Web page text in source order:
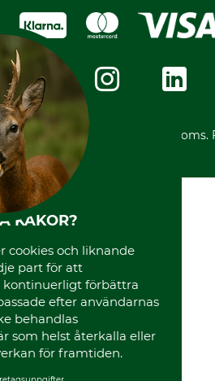
Dataskydd
Integritetspolicy
Ångerrätt
Ångerrätt för din beställning
Reklamationer
Frakter
Swish
Om oss
GRUBE-Gruppen
Företagsuppgifter
Karriär
Vår personal
Varumärken
Mässor
Instagram TOS
Media
Code of Conduct
*Alla priser inklusive
KAKOR?
cookies och liknande
part för att
kontinuerligt förbättra
efter användarnas
behandlas
som helst återkalla eller
för framtiden.